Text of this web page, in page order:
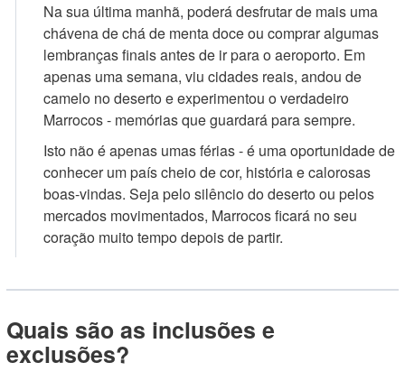
Na sua última manhã, poderá desfrutar de mais uma
chávena de chá de menta doce ou comprar algumas
lembranças finais antes de ir para o aeroporto. Em
apenas uma semana, viu cidades reais, andou de
camelo no deserto e experimentou o verdadeiro
Marrocos - memórias que guardará para sempre.
Isto não é apenas umas férias - é uma oportunidade de
conhecer um país cheio de cor, história e calorosas
boas-vindas. Seja pelo silêncio do deserto ou pelos
mercados movimentados, Marrocos ficará no seu
coração muito tempo depois de partir.
Quais são as inclusões e
exclusões?